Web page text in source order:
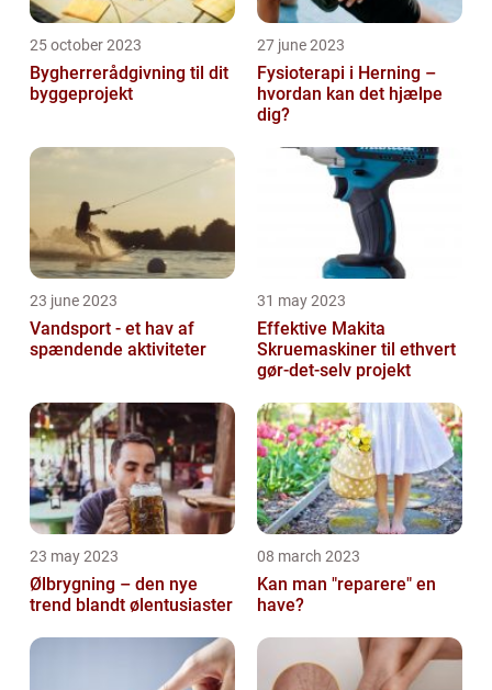
25 october 2023
Bygherrerådgivning til dit
byggeprojekt
27 june 2023
Fysioterapi i Herning –
hvordan kan det hjælpe
dig?
23 june 2023
Vandsport - et hav af
spændende aktiviteter
31 may 2023
Effektive Makita
Skruemaskiner til ethvert
gør-det-selv projekt
23 may 2023
Ølbrygning – den nye
trend blandt ølentusiaster
08 march 2023
Kan man "reparere" en
have?